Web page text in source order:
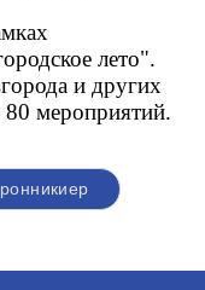
лето".
и других
80 мероприятий.